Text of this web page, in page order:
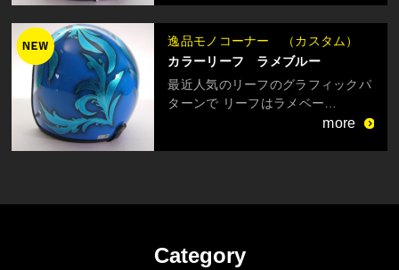
逸品モノコーナー （カスタム）
カラーリーフ ラメブルー
最近人気のリーフのグラフィックパ
ターンで リーフはラメベー…
more
Category